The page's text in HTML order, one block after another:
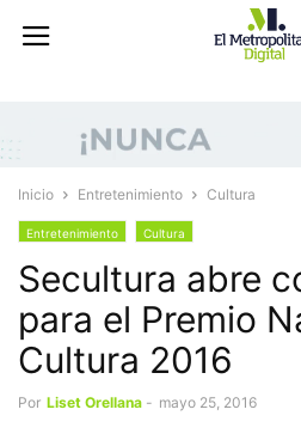
Inicio Entretenimiento Cultura
Entretenimiento Cultura
Secultura abre
para el Premio
Cultura 2016
Por Liset Orellana - mayo 25, 2016